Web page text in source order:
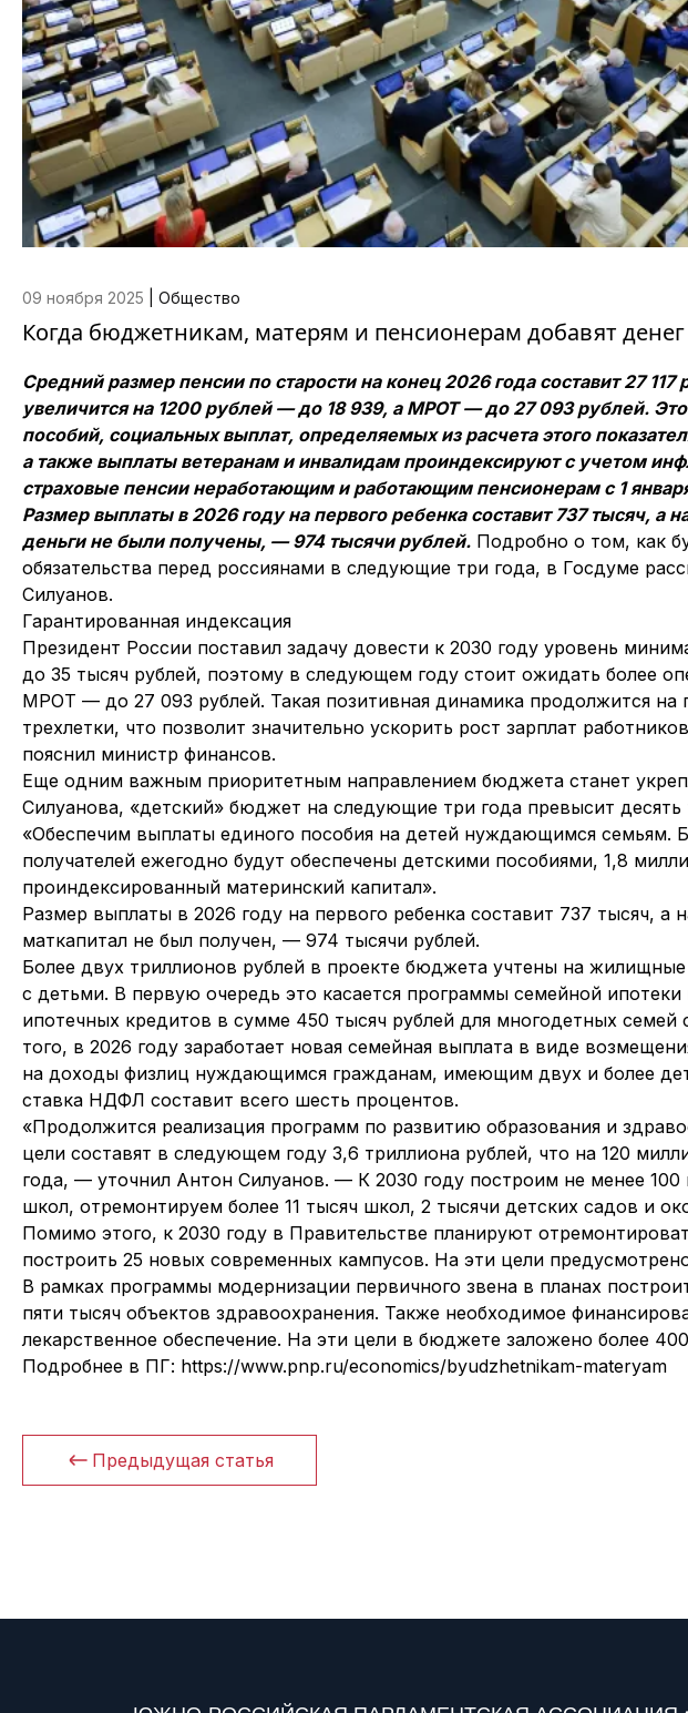
09 ноября 2025 Общество
Когда бюджетникам, матерям и пенсионерам добавят денег
Средний размер пенсии по старости на конец 2026 года составит 27
увеличится на 1200 рублей — до 18 939, а МРОТ — до 27 093 рублей.
пособий, социальных выплат, определяемых из расчета этого
а также выплаты ветеранам и инвалидам проиндексируют с учетом
страховые пенсии неработающим и работающим пенсионерам с 1
Размер выплаты в 2026 году на первого ребенка составит 737 тысяч, а
деньги не были получены, — 974 тысячи рублей. Подробно о том, как
обязательства перед россиянами в следующие три года, в Госдуме
Силуанов.
Гарантированная индексация
Президент России поставил задачу довести к 2030 году уровень
до 35 тысяч рублей, поэтому в следующем году стоит ожидать более
МРОТ — до 27 093 рублей. Такая позитивная динамика продолжится
трехлетки, что позволит значительно ускорить рост зарплат
пояснил министр финансов.
Еще одним важным приоритетным направлением бюджета станет
Силуанова, «детский» бюджет на следующие три года превысит десять
«Обеспечим выплаты единого пособия на детей нуждающимся семьям.
получателей ежегодно будут обеспечены детскими пособиями, 1,8
проиндексированный материнский капитал».
Размер выплаты в 2026 году на первого ребенка составит 737 тысяч, а
маткапитал не был получен, — 974 тысячи рублей.
Более двух триллионов рублей в проекте бюджета учтены на
с детьми. В первую очередь это касается программы семейной ипотеки
ипотечных кредитов в сумме 450 тысяч рублей для многодетных семей
того, в 2026 году заработает новая семейная выплата в виде
на доходы физлиц нуждающимся гражданам, имеющим двух и более
ставка НДФЛ составит всего шесть процентов.
«Продолжится реализация программ по развитию образования и
цели составят в следующем году 3,6 триллиона рублей, что на 120
года, — уточнил Антон Силуанов. — К 2030 году построим не менее 100
школ, отремонтируем более 11 тысяч школ, 2 тысячи детских садов и
Помимо этого, к 2030 году в Правительстве планируют
построить 25 новых современных кампусов. На эти цели
В рамках программы модернизации первичного звена в планах
пяти тысяч объектов здравоохранения. Также необходимое
лекарственное обеспечение. На эти цели в бюджете заложено более
Подробнее в ПГ: https://www.pnp.ru/economics/byudzhetnikam-materyam
Предыдущая статья